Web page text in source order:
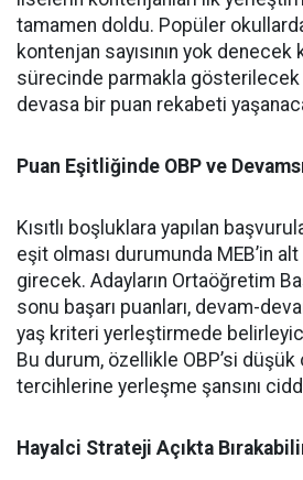
tamamen doldu. Popüler
kontenjan sayısının yok denecek
sürecinde parmakla
devasa bir puan rekabeti
Puan Eşitliğinde OBP ve
Kısıtlı boşluklara yapılan
eşit olması durumunda MEB’in
girecek. Adayların Ortaöğretim
sonu başarı puanları, devam-
yaş kriteri yerleştirmede
Bu durum, özellikle OBP’si
tercihlerine yerleşme şansını
Hayalci Strateji Açıkta